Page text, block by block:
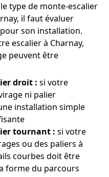
type de monte-escalier
il faut évaluer
son installation.
escalier à Charnay,
peuvent être
droit : si votre
ni palier
installation simple
tournant : si votre
ou des paliers à
courbes doit être
forme du parcours